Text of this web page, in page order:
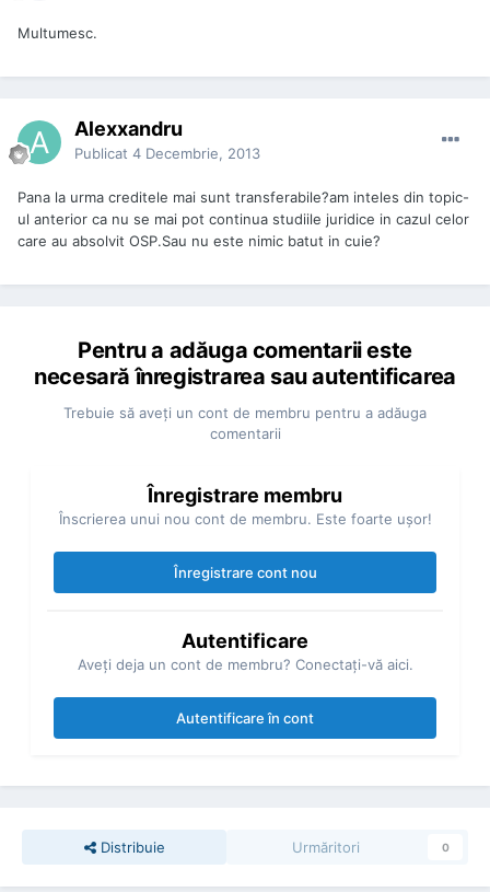
Multumesc.
Alexxandru
Publicat 4 Decembrie, 2013
Pana la urma creditele mai sunt transferabile?am inteles din topic-
ul anterior ca nu se mai pot continua studiile juridice in cazul celor
care au absolvit OSP.Sau nu este nimic batut in cuie?
Pentru a adăuga comentarii este
necesară înregistrarea sau autentificarea
Trebuie să aveţi un cont de membru pentru a adăuga
comentarii
Înregistrare membru
Înscrierea unui nou cont de membru. Este foarte uşor!
Înregistrare cont nou
Autentificare
Aveţi deja un cont de membru? Conectaţi-vă aici.
Autentificare în cont
Distribuie Urmăritori 0